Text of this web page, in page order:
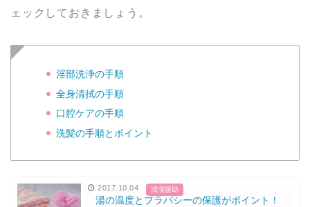
ェックしておきましょう。
淫部洗浄の手順
全身清拭の手順
口腔ケアの手順
洗髪の手順とポイント
2017.10.04 清潔援助
湯の温度とプラバシーの保護がポイント！